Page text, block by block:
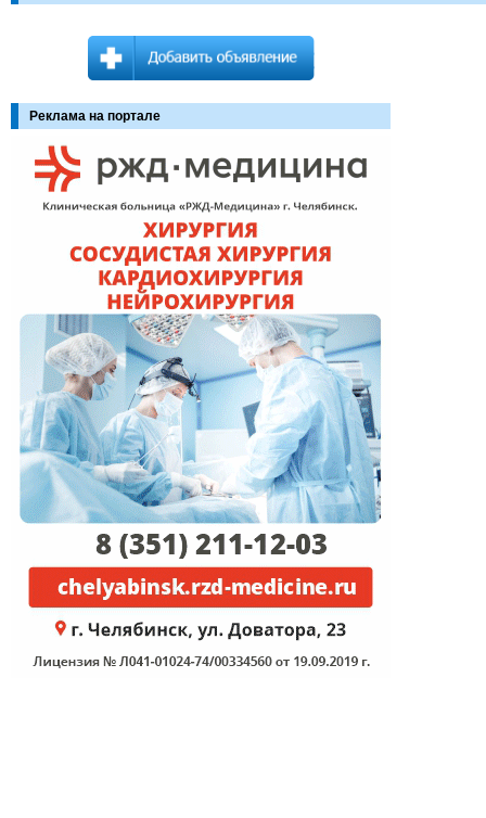
Реклама на портале